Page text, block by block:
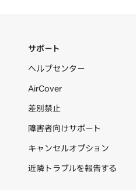
サポート
ヘルプセンター
AirCover
差別禁止
障害者向けサポート
キャンセルオプション
近隣トラブルを報告する